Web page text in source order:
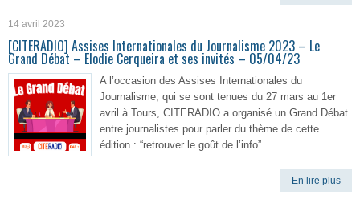
14 avril 2023
[CITERADIO] Assises Internationales du Journalisme 2023 – Le
Grand Débat – Elodie Cerqueira et ses invités – 05/04/23
A l’occasion des Assises Internationales du
Journalisme, qui se sont tenues du 27 mars au 1er
avril à Tours, CITERADIO a organisé un Grand Débat
entre journalistes pour parler du thème de cette
édition : “retrouver le goût de l’info”.
En lire plus